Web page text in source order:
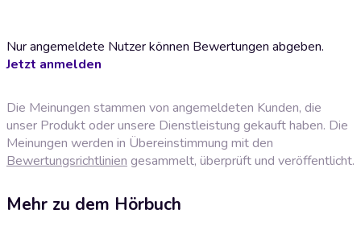
Nur angemeldete Nutzer können Bewertungen abgeben.
Jetzt anmelden
Die Meinungen stammen von angemeldeten Kunden, die
unser Produkt oder unsere Dienstleistung gekauft haben. Die
Meinungen werden in Übereinstimmung mit den
Bewertungsrichtlinien gesammelt, überprüft und veröffentlicht.
Mehr zu dem Hörbuch